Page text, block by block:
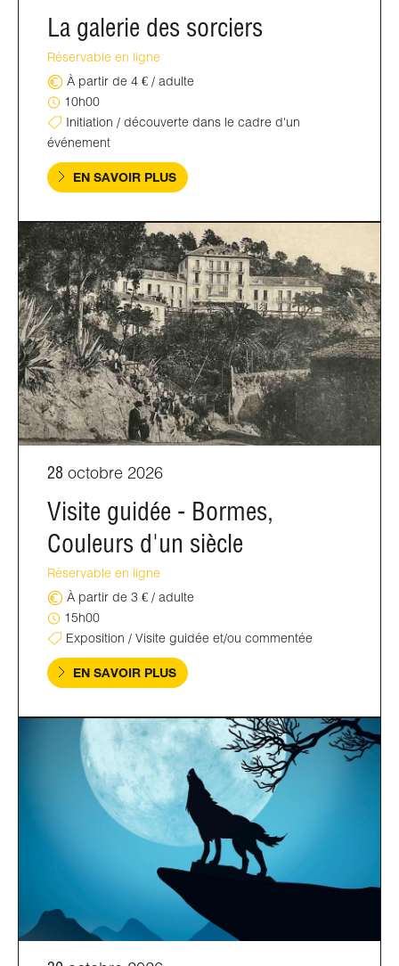
La galerie des sorciers
Réservable en ligne
À partir de 4 € / adulte
10h00
Initiation / découverte dans le cadre d'un
événement
EN SAVOIR PLUS
28 octobre 2026
Visite guidée - Bormes,
Couleurs d'un siècle
Réservable en ligne
À partir de 3 € / adulte
15h00
Exposition / Visite guidée et/ou commentée
EN SAVOIR PLUS